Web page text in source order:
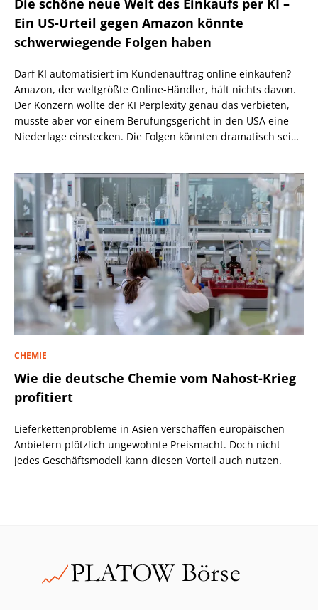
Ein US-Urteil gegen Amazon könnte
schwerwiegende Folgen haben
Darf KI automatisiert im Kundenauftrag online einkaufen?
Amazon, der weltgrößte Online-Händler, hält nichts davon.
Der Konzern wollte der KI Perplexity genau das verbieten,
musste aber vor einem Berufungsgericht in den USA eine
Niederlage einstecken. Die Folgen könnten dramatisch sein,
CHEMIE
Wie die deutsche Chemie vom Nahost-Krieg
profitiert
Lieferkettenprobleme in Asien verschaffen europäischen
Anbietern plötzlich ungewohnte Preismacht. Doch nicht
jedes Geschäftsmodell kann diesen Vorteil auch nutzen.